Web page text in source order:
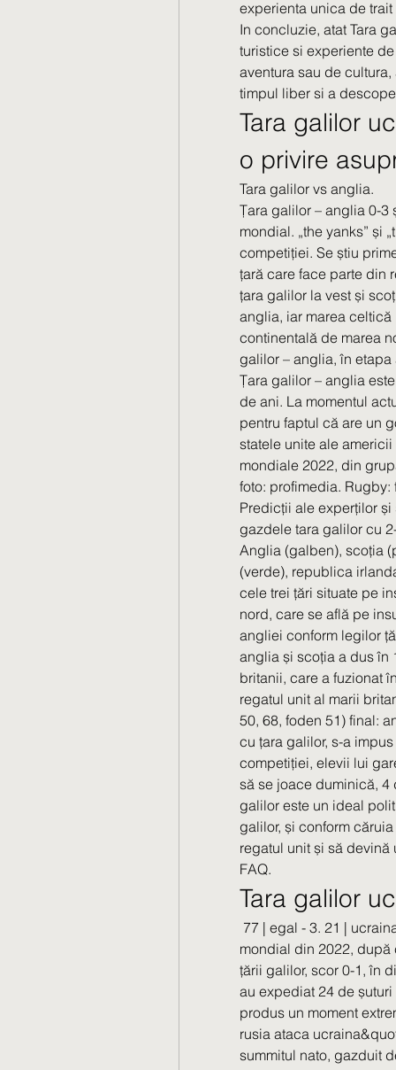
experienta unica de
In concluzie, atat Tara
turistice si experiente
aventura sau de
timpul liber si a
Tara galilor
o privire
Tara galilor vs anglia.
Țara galilor – anglia 0-3
mondial. „the yanks” și
competiției. Se știu
țară care face parte din
țara galilor la vest și
anglia, iar marea
continentală de marea
galilor – anglia, în
Ţara galilor – anglia
de ani. La momentul
pentru faptul că are un
statele unite ale
mondiale 2022, din
foto: profimedia.
Predicții ale experților
gazdele tara galilor cu
Anglia (galben), scoția
(verde), republica
cele trei țări situate pe
nord, care se află pe
angliei conform legilor
anglia și scoția a dus în
britanii, care a fuzionat
regatul unit al marii
50, 68, foden 51) final:
cu țara galilor, s-a
competiției, elevii lui
să se joace duminică, 4
galilor este un ideal
galilor, și conform
regatul unit și să
FAQ.
Tara galilor
mondial din 2022,
țării galilor, scor 0-1, în
au expediat 24 de
produs un moment
rusia ataca
summitul nato, gazduit